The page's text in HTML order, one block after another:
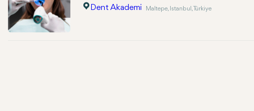
Dent Akademi Maltepe, Istanbul, Türkiye